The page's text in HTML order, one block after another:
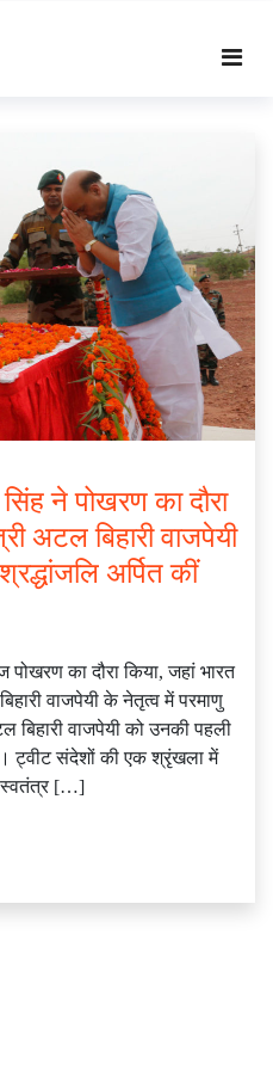
सिंह ने पोखरण का दौरा
अटल बिहारी वाजपेयी
अर्पित कीं
पोखरण का दौरा किया, जहां भारत
वाजपेयी के नेतृत्‍व में परमाणु
बिहारी वाजपेयी को उनकी पहली
ट्वीट संदेशों की एक श्रृंखला में
स्‍वतंत्र […]